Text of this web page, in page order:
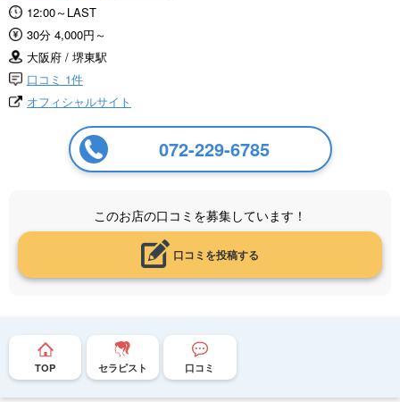
12:00～LAST
30分 4,000円～
大阪府 / 堺東駅
口コミ 1件
オフィシャルサイト
072-229-6785
このお店の口コミを募集しています！
口コミを投稿する
TOP セラピスト 口コミ